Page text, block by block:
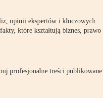
opinii ekspertów i kluczowych
które kształtują biznes, prawo
profesjonalne treści publikowane